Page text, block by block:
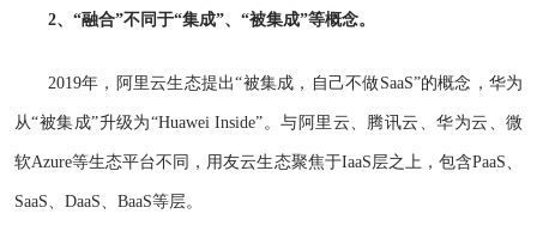
2、“融合”不同于“集成”、“被集成”等概念。
2019年，阿里云生态提出“被集成，自己不做SaaS”的概念，华为
从“被集成”升级为“Huawei Inside”。与阿里云、腾讯云、华为云、微
软Azure等生态平台不同，用友云生态聚焦于IaaS层之上，包含PaaS、
SaaS、DaaS、BaaS等层。